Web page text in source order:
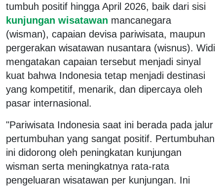
tumbuh positif hingga April 2026, baik dari sisi
kunjungan wisatawan mancanegara
(wisman), capaian devisa pariwisata, maupun
pergerakan wisatawan nusantara (wisnus). Widi
mengatakan capaian tersebut menjadi sinyal
kuat bahwa Indonesia tetap menjadi destinasi
yang kompetitif, menarik, dan dipercaya oleh
pasar internasional.
"Pariwisata Indonesia saat ini berada pada jalur
pertumbuhan yang sangat positif. Pertumbuhan
ini didorong oleh peningkatan kunjungan
wisman serta meningkatnya rata-rata
pengeluaran wisatawan per kunjungan. Ini